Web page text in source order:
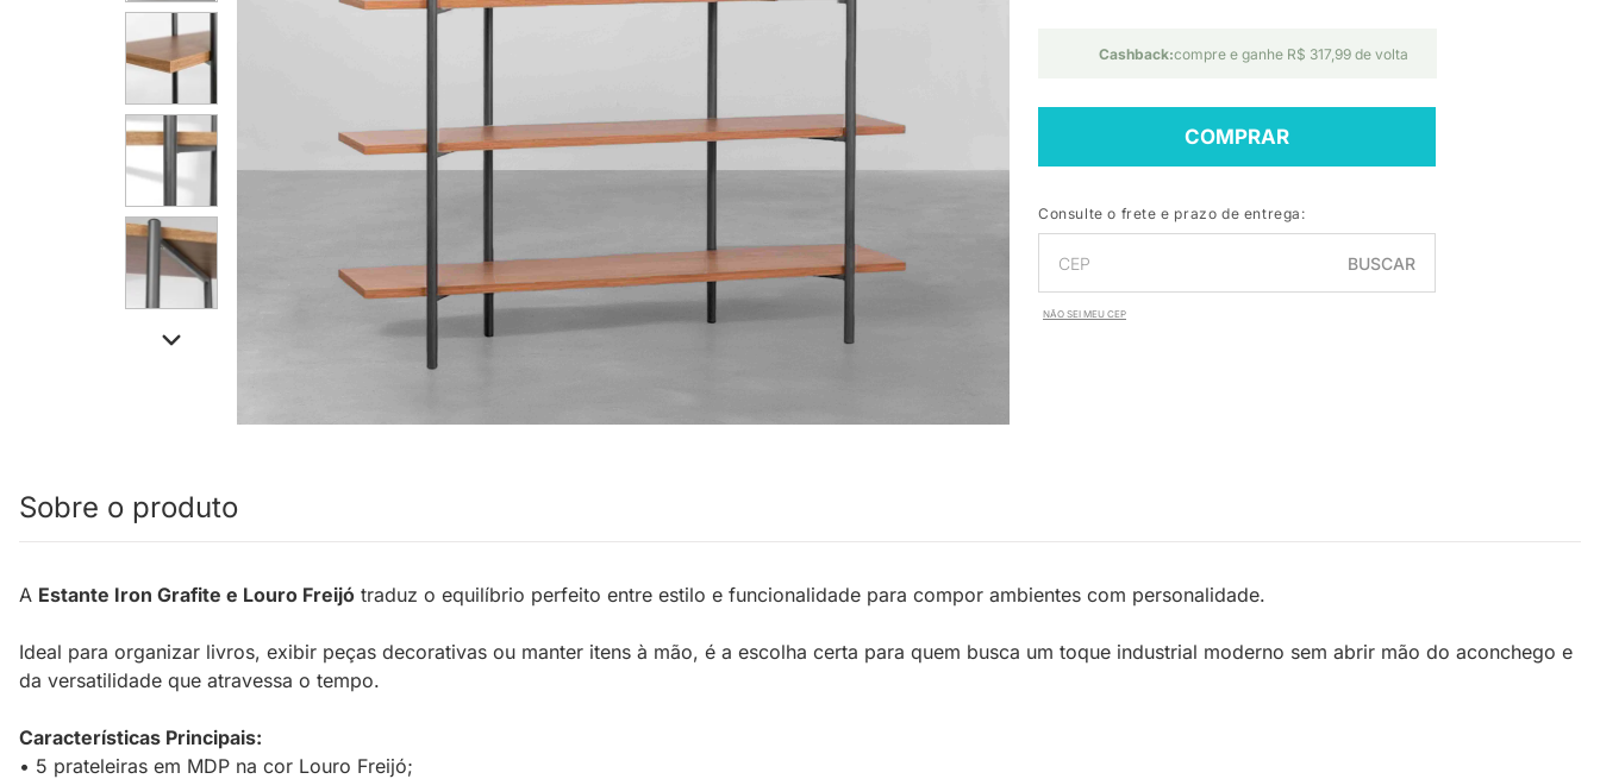
Cashback:compre e ganhe R$ 317,99 de volta
COMPRAR
Consulte o frete e prazo de entrega:
BUSCAR
NÃO SEI MEU CEP
Sobre o produto
A Estante Iron Grafite e Louro Freijó traduz o equilíbrio perfeito entre estilo e funcionalidade para compor ambientes com personalidade.
Ideal para organizar livros, exibir peças decorativas ou manter itens à mão, é a escolha certa para quem busca um toque industrial moderno sem abrir mão do aconchego e
da versatilidade que atravessa o tempo.
Características Principais:
• 5 prateleiras em MDP na cor Louro Freijó;